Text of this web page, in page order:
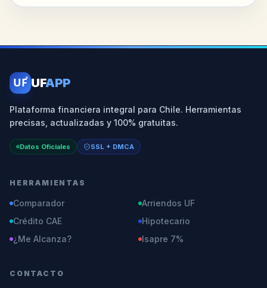
UF UFAPP
Plataforma financiera integral para Chile. Herramientas
precisas, actualizadas y 100% gratuitas.
Datos Oficiales SSL + DMCA
HERRAMIENTAS
Comparador
Arriendos UF
Crédito CAE
Hipotecario
¿Me Alcanza?
Isapre 7%
CONTACTO